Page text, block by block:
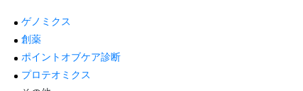
ゲノミクス
創薬
ポイントオブケア診断
プロテオミクス